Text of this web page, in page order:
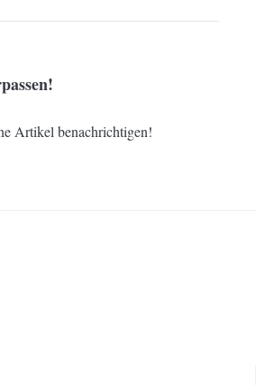
Artikel benachrichtigen!